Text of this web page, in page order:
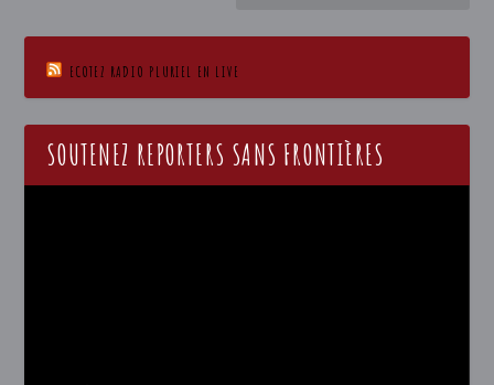
ECOTEZ RADIO PLURIEL EN LIVE
SOUTENEZ REPORTERS SANS FRONTIÈRES